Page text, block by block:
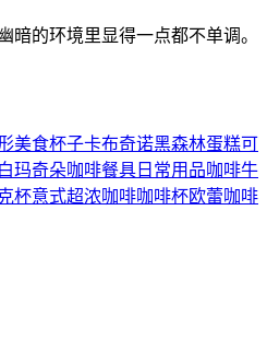
暗的环境里显得一点都不单调。
美食杯子卡布奇诺黑森林蛋糕可
玛奇朵咖啡餐具 日常用品咖啡牛
杯意式超浓咖啡咖啡杯欧蕾咖啡